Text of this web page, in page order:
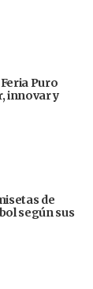
Puro
innovar y
de
según sus